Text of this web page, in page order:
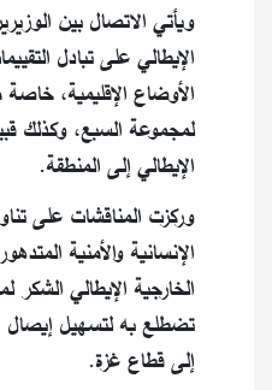
ويأتي الاتصال بين
الإيطالي على تبادل
الأوضاع الإقليمية، خاصة
لمجموعة السبع، وكذلك
الإيطالي إلى المنطقة.
وركزت المناقشات على
الإنسانية والأمنية
الخارجية الإيطالي
تضطلع به لتسهيل إيصال
إلى قطاع غزة.